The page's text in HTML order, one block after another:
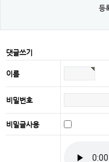
등
댓글쓰기
이름
비밀번호
비밀글사용